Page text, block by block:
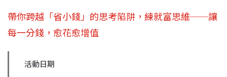
帶你跨越「省小錢」的思考陷阱，練就富思維──讓
每一分錢，愈花愈增值
活動日期